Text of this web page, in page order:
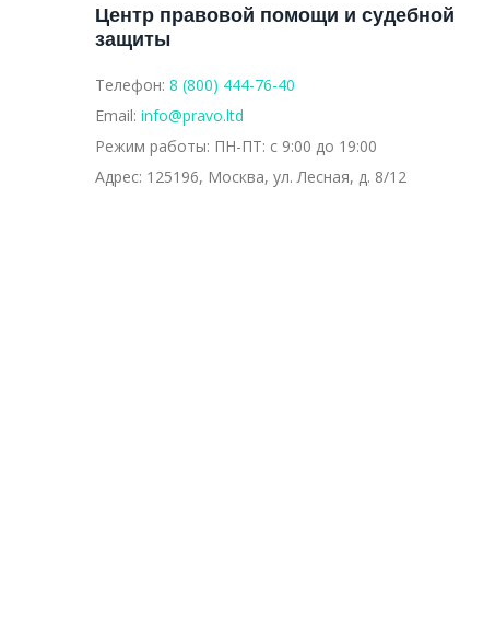
Центр правовой помощи и судебной
защиты
Телефон: 8 (800) 444-76-40
Email: info@pravo.ltd
Режим работы: ПН-ПТ: с 9:00 до 19:00
Адрес: 125196, Москва, ул. Лесная, д. 8/12